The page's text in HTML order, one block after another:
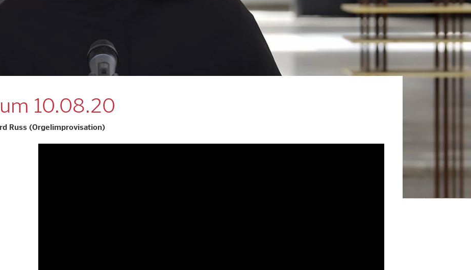
10.08.20
Russ (Orgelimprovisation)